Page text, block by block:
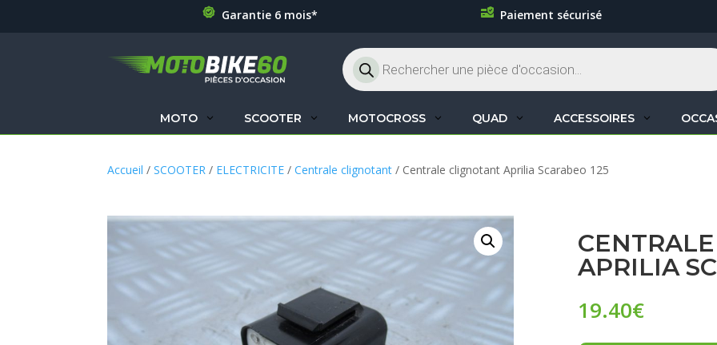
Garantie 6 mois* Paiement sécurisé
Recherche
de
produits
MOTO SCOOTER MOTOCROSS QUAD ACCESSOIRES
Accueil /SCOOTER / ELECTRICITE /Centrale clignotant / Centrale clignotant Aprilia Scarabeo 125
APRILIA
19.40€